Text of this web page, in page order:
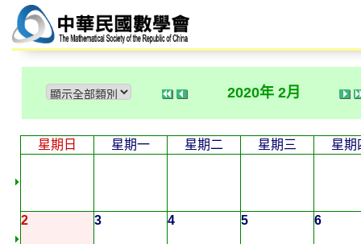
2020年 2月
星期日 星期一 星期二 星期三 星期
2 3 4 5 6